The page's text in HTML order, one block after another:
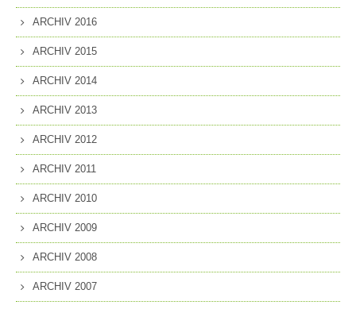
ARCHIV 2016
ARCHIV 2015
ARCHIV 2014
ARCHIV 2013
ARCHIV 2012
ARCHIV 2011
ARCHIV 2010
ARCHIV 2009
ARCHIV 2008
ARCHIV 2007